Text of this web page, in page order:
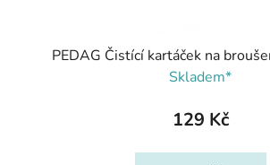
PEDAG Čistící kartáček na
Skladem*
129 Kč